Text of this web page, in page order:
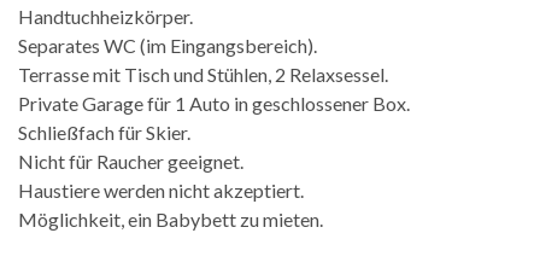
Handtuchheizkörper.
Separates WC (im Eingangsbereich).
Terrasse mit Tisch und Stühlen, 2 Relaxsessel.
Private Garage für 1 Auto in geschlossener Box.
Schließfach für Skier.
Nicht für Raucher geeignet.
Haustiere werden nicht akzeptiert.
Möglichkeit, ein Babybett zu mieten.